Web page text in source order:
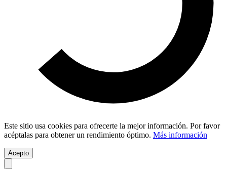
Este sitio usa cookies para ofrecerte la mejor información. Por favor
acéptalas para obtener un rendimiento óptimo. Más información
Acepto